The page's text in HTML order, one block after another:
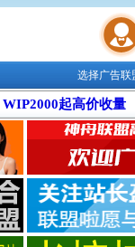
联盟学院
选择广告
WIP2000起高价收量